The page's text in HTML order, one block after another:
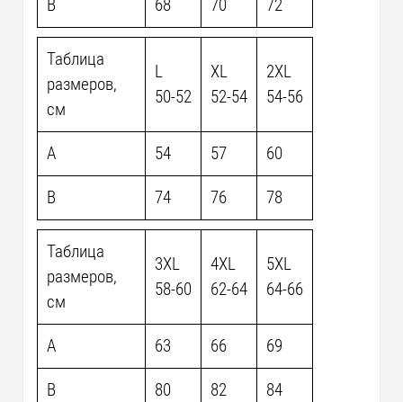
B 68 70 72
Таблица
размеров,
см
L
50-52
XL
52-54
2XL
54-56
A 54 57 60
B 74 76 78
Таблица
размеров,
см
3XL
58-60
4XL
62-64
5XL
64-66
A 63 66 69
B 80 82 84